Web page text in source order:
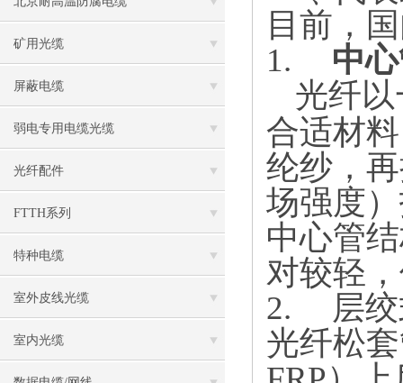
矿用光缆
屏蔽电缆
弱电专用电缆光缆
光纤配件
FTTH系列
特种电缆
室外皮线光缆
室内光缆
目前，
1. 中
光纤
合适材
纶纱，
场强度
中心管
对较轻
2. 层
光纤松